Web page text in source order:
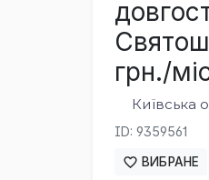
грн./
Київська
ID: 9359561
ВИБРАНЕ